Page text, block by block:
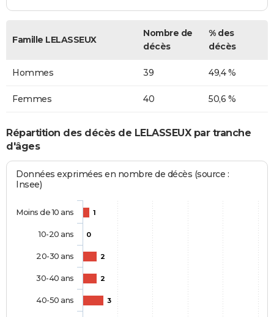
Famille LELASSEUX
Nombre de
décès
% des
décès
Hommes 39 49,4 %
Femmes 40 50,6 %
Répartition des décès de LELASSEUX par tranche
d'âges
Données exprimées en nombre de décès (source :
Insee)
1
0
2
2
3
Moins de 10 ans
10-20 ans
20-30 ans
30-40 ans
40-50 ans